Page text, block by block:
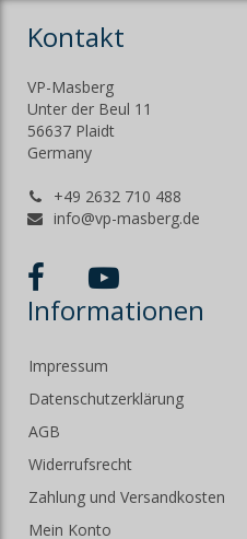
Kontakt
VP-Masberg
Unter der Beul 11
56637 Plaidt
Germany
+49 2632 710 488
info@vp-masberg.de
Informationen
Impressum
Datenschutzerklärung
AGB
Widerrufsrecht
Zahlung und Versandkosten
Mein Konto